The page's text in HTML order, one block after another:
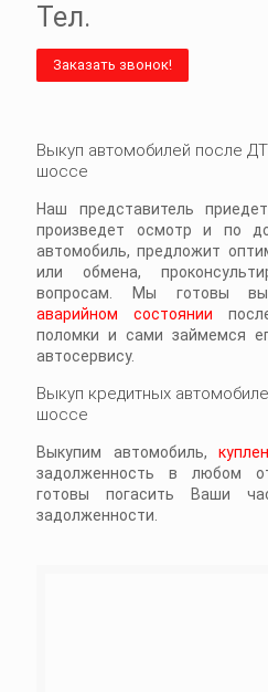
Тел.
Заказать звонок!
Выкуп автомобилей после
шоссе
Наш представитель
произведет осмотр и по
автомобиль, предложит
или обмена,
вопросам. Мы готовы
аварийном состоянии
поломки и сами займемся
автосервису.
Выкуп кредитных
шоссе
Выкупим автомобиль,
задолженность в любом
готовы погасить Ваши
задолженности.